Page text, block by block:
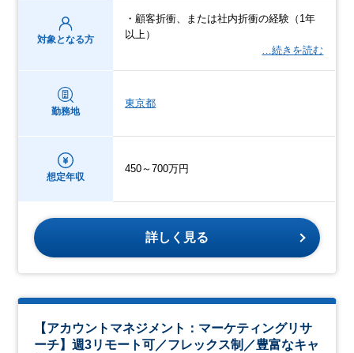
対象となる方
・顧客折衝、または社内折衝の経験（1年
以上）
…続きを読む
勤務地
東京都
想定年収
450～700万円
詳しく見る
【アカウントマネジメント：マーケティングリサ
ーチ】週3リモート可／フレックス制／豊富なキャ